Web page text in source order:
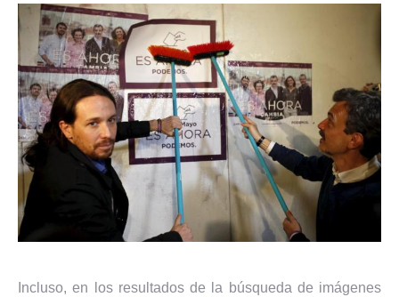
Incluso, en los resultados de la búsqueda de imágenes